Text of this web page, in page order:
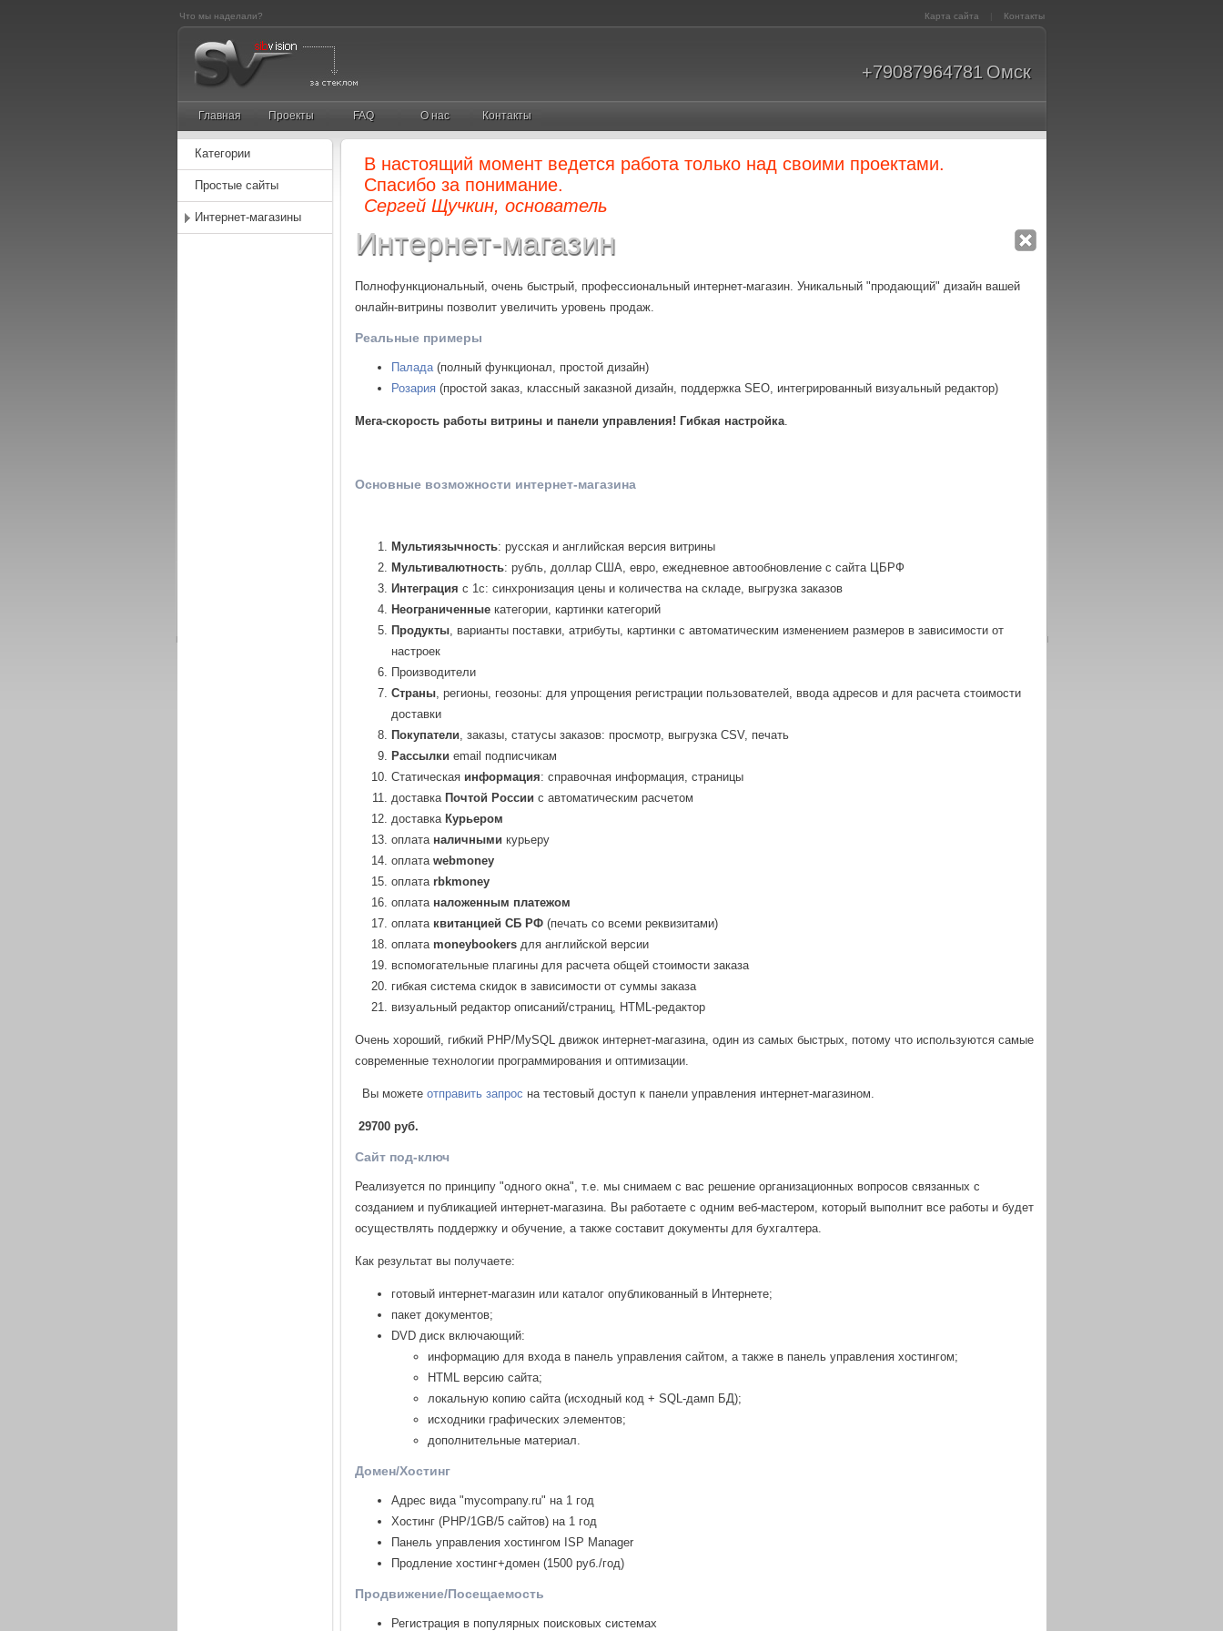
Что мы наделали? Карта сайта Контакты
+79087964781 Омск
Главная Проекты FAQ О нас Контакты
Категории
Простые сайты
Интернет-магазины
В настоящий момент ведется работа только над своими проектами.
Спасибо за понимание.
Сергей Щучкин, основатель
Интернет-магазин
Полнофункциональный, очень быстрый, профессиональный интернет-магазин. Уникальный "продающий" дизайн вашей
онлайн-витрины позволит увеличить уровень продаж.
Реальные примеры
Палада(полный функционал, простой дизайн)
Розария(простой заказ, классный заказной дизайн, поддержка SEO, интегрированный визуальный редактор)
Мега-скорость работы витрины и панели управления! Гибкая настройка.
Основные возможности интернет-магазина
Мультиязычность: русская и английская версия витрины
Мультивалютность: рубль, доллар США, евро, ежедневное автообновление с сайта ЦБРФ
Интеграция с 1с: синхронизация цены и количества на складе, выгрузка заказов
Неограниченные категории, картинки категорий
Продукты, варианты поставки, атрибуты, картинки с автоматическим изменением размеров в зависимости от
настроек
Производители
Страны, регионы, геозоны: для упрощения регистрации пользователей, ввода адресов и для расчета стоимости
доставки
Покупатели, заказы, статусы заказов: просмотр, выгрузка CSV, печать
Рассылки email подписчикам
Статическая информация: справочная информация, страницы
доставка Почтой России с автоматическим расчетом
доставка Курьером
оплата наличными курьеру
оплата webmoney
оплата rbkmoney
оплата наложенным платежом
оплата квитанцией СБ РФ(печать со всеми реквизитами)
оплата moneybookers для английской версии
вспомогательные плагины для расчета общей стоимости заказа
гибкая система скидок в зависимости от суммы заказа
визуальный редактор описаний/страниц, HTML-редактор
Очень хороший, гибкий PHP/MySQL движок интернет-магазина, один из самых быстрых, потому что используются самые
современные технологии программирования и оптимизации.
Вы можете отправить запрос на тестовый доступ к панели управления интернет-магазином.
29700 руб.
Сайт под-ключ
Реализуется по принципу "одного окна", т.е. мы снимаем с вас решение организационных вопросов связанных с
созданием и публикацией интернет-магазина. Вы работаете с одним веб-мастером, который выполнит все работы и будет
осуществлять поддержку и обучение, а также составит документы для бухгалтера.
Как результат вы получаете:
готовый интернет-магазин или каталог опубликованный в Интернете;
пакет документов;
DVD диск включающий:
информацию для входа в панель управления сайтом, а также в панель управления хостингом;
HTML версию сайта;
локальную копию сайта (исходный код + SQL-дамп БД);
исходники графических элементов;
дополнительные материал.
Домен/Хостинг
Адрес вида "mycompany.ru" на 1 год
Хостинг (PHP/1GB/5 сайтов) на 1 год
Панель управления хостингом ISP Manager
Продление хостинг+домен (1500 руб./год)
Продвижение/Посещаемость
Регистрация в популярных поисковых системах